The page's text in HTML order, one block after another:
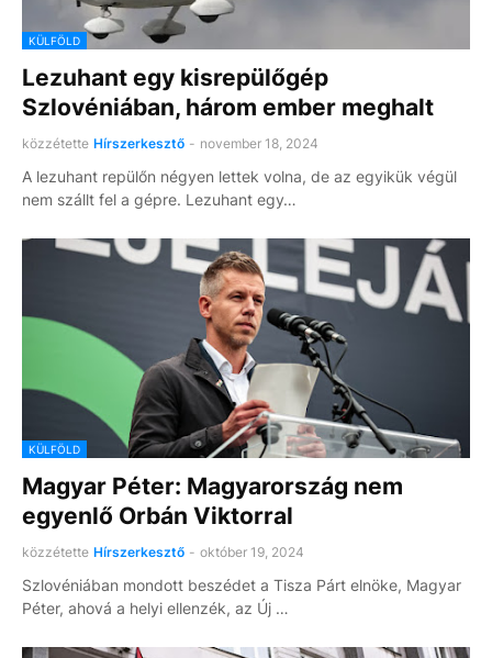
KÜLFÖLD
Lezuhant egy kisrepülőgép
Szlovéniában, három ember meghalt
közzétette Hírszerkesztő - november 18, 2024
A lezuhant repülőn négyen lettek volna, de az egyikük végül
nem szállt fel a gépre. Lezuhant egy…
KÜLFÖLD
Magyar Péter: Magyarország nem
egyenlő Orbán Viktorral
közzétette Hírszerkesztő - október 19, 2024
Szlovéniában mondott beszédet a Tisza Párt elnöke, Magyar
Péter, ahová a helyi ellenzék, az Új …